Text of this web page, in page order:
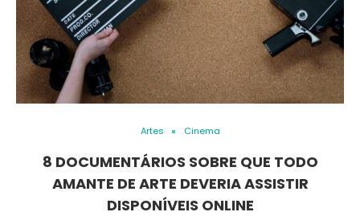
Artes Cinema
8 DOCUMENTÁRIOS SOBRE QUE TODO
AMANTE DE ARTE DEVERIA ASSISTIR
DISPONÍVEIS ONLINE